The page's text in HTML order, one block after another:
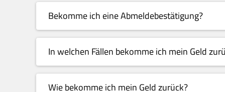
Bekomme ich eine Abmeldebestätigung?
In welchen Fällen bekomme ich mein Geld
Wie bekomme ich mein Geld zurück?